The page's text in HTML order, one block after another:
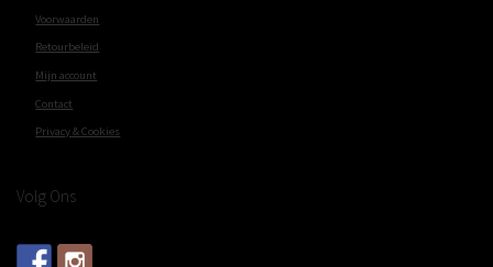
Voorwaarden
Retourbeleid
Mijn account
Contact
Privacy & Cookies
Volg Ons